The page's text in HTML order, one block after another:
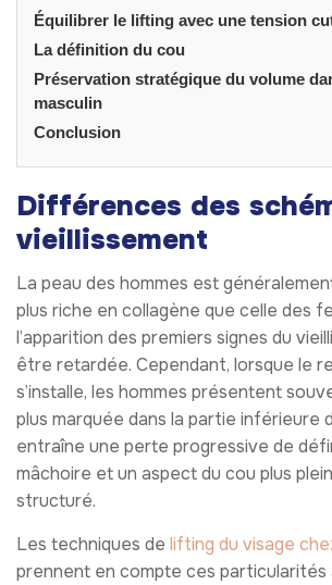
Équilibrer le lifting avec une tension
La définition du cou
Préservation stratégique du volume
masculin
Conclusion
Différences des
vieillissement
La peau des hommes est
plus riche en collagène que celle des
l’apparition des premiers signes du
être retardée. Cependant, lorsque le
s’installe, les hommes présentent
plus marquée dans la partie inférieure
entraîne une perte progressive de
mâchoire et un aspect du cou plus
structuré.
Les techniques de lifting du visage
prennent en compte ces particularités